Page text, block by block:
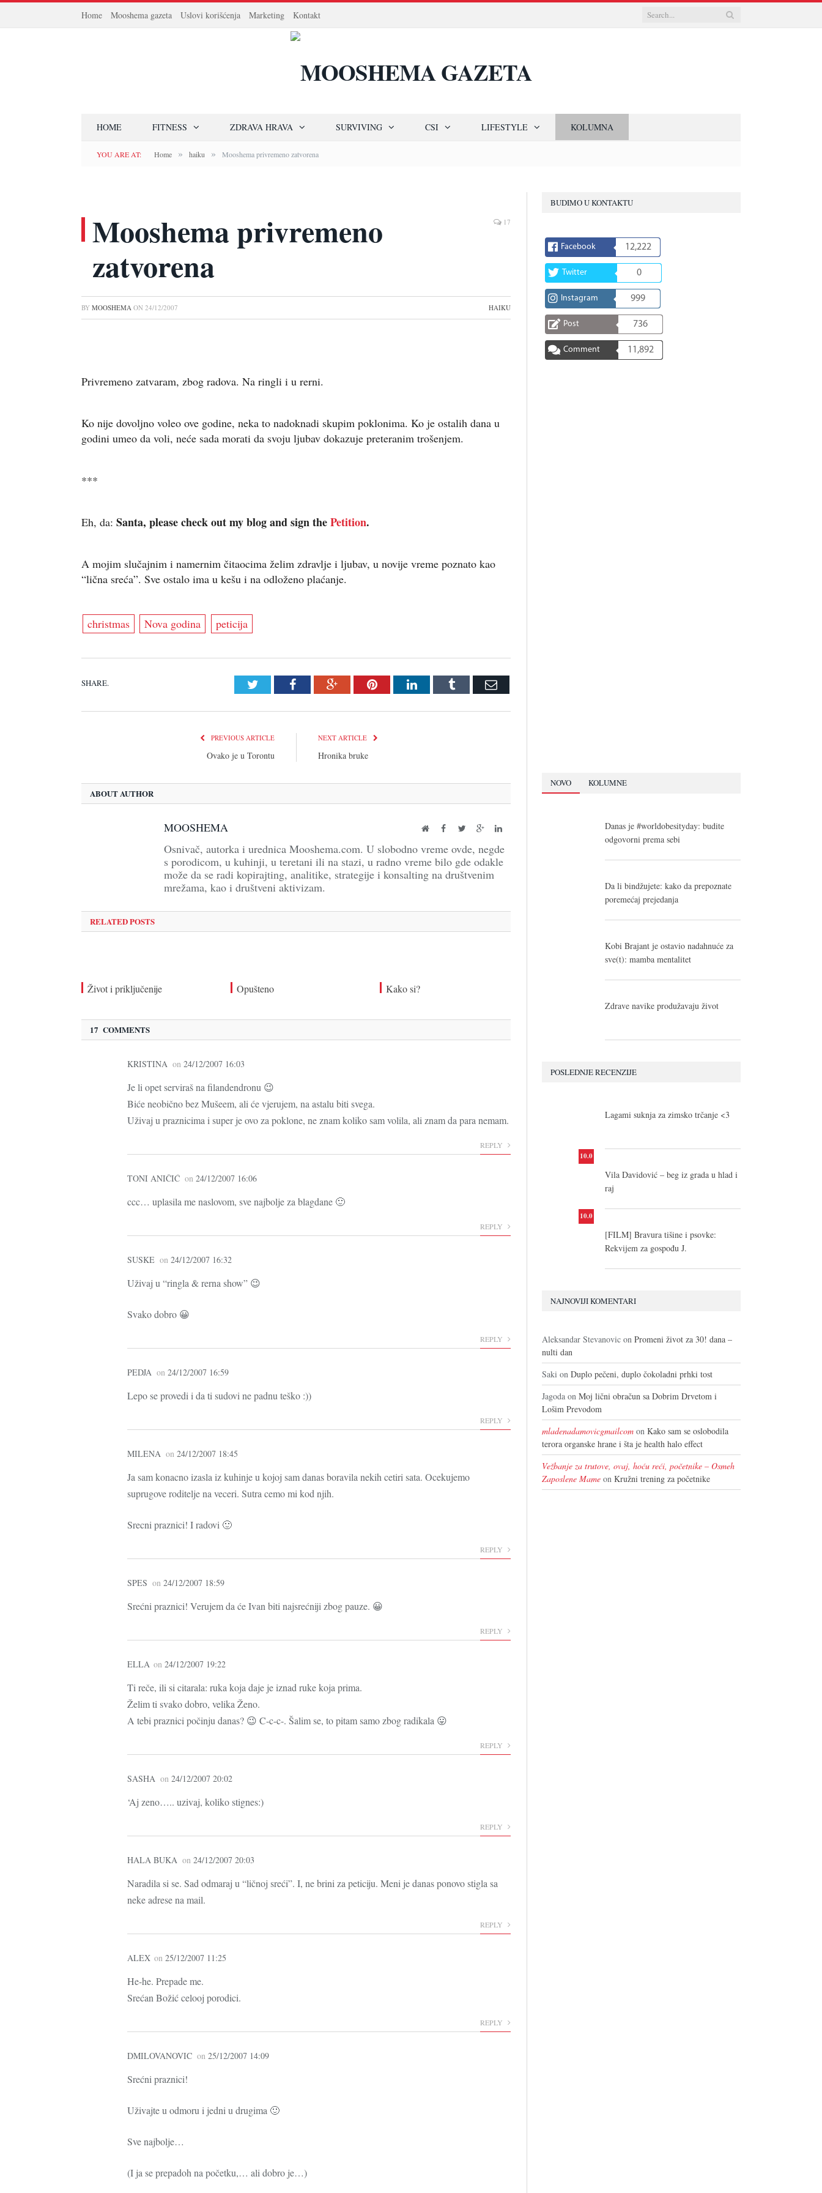
Home Mooshema gazeta Uslovi korišćenja Marketing Kontakt
HOME FITNESS ZDRAVA HRAVA SURVIVING CSI LIFESTYLE KOLUMNA
YOU ARE AT: Home » haiku » Mooshema privremeno zatvorena
Mooshema privremeno
zatvorena
17
BY MOOSHEMA ON 24/12/2007 HAIKU
Privremeno zatvaram, zbog radova. Na ringli i u rerni.
Ko nije dovoljno voleo ove godine, neka to nadoknadi skupim poklonima. Ko je ostalih dana u
godini umeo da voli, neće sada morati da svoju ljubav dokazuje preteranim trošenjem.
***
Eh, da: Santa, please check out my blog and sign thePetition.
A mojim slučajnim i namernim čitaocima želim zdravlje i ljubav, u novije vreme poznato kao
“lična sreća”. Sve ostalo ima u kešu i na odloženo plaćanje.
christmas Nova godina peticija
SHARE. TwitterFacebookGoogle+PinterestLinkedInTumblr Email
PREVIOUS ARTICLE
Ovako je u Torontu
NEXT ARTICLE
Hronika bruke
ABOUT AUTHOR
MOOSHEMA WebsiteFacebook
TwitterGoogle+LinkedIn
Osnivač, autorka i urednica Mooshema.com. U slobodno vreme ovde, negde
s porodicom, u kuhinji, u teretani ili na stazi, u radno vreme bilo gde odakle
može da se radi kopirajting, analitike, strategije i konsalting na društvenim
mrežama, kao i društveni aktivizam.
RELATED POSTS
Život i priključenije Opušteno Kako si?
17 COMMENTS
KRISTINA on 24/12/2007 16:03
Je li opet serviraš na filandendronu 😉
Biće neobično bez Mušeem, ali će vjerujem, na astalu biti svega.
Uživaj u praznicima i super je ovo za poklone, ne znam koliko sam volila, ali znam da para nemam.
REPLY
TONI ANIČIĆ on 24/12/2007 16:06
ccc… uplasila me naslovom, sve najbolje za blagdane 🙂
REPLY
SUSKE on 24/12/2007 16:32
Uživaj u “ringla & rerna show” 😉
Svako dobro 😀
REPLY
PEDJA on 24/12/2007 16:59
Lepo se provedi i da ti sudovi ne padnu teško :))
REPLY
MILENA on 24/12/2007 18:45
Ja sam konacno izasla iz kuhinje u kojoj sam danas boravila nekih cetiri sata. Ocekujemo
suprugove roditelje na veceri. Sutra cemo mi kod njih.
Srecni praznici! I radovi 🙂
REPLY
SPES on 24/12/2007 18:59
Srećni praznici! Verujem da će Ivan biti najsrećniji zbog pauze. 😀
REPLY
ELLA on 24/12/2007 19:22
Ti reče, ili si citarala: ruka koja daje je iznad ruke koja prima.
Želim ti svako dobro, velika Ženo.
A tebi praznici počinju danas? 😉 C-c-c-. Šalim se, to pitam samo zbog radikala 😛
REPLY
SASHA on 24/12/2007 20:02
‘Aj zeno….. uzivaj, koliko stignes:)
REPLY
HALA BUKA on 24/12/2007 20:03
Naradila si se. Sad odmaraj u “ličnoj sreći”. I, ne brini za peticiju. Meni je danas ponovo stigla sa
neke adrese na mail.
REPLY
ALEX on 25/12/2007 11:25
He-he. Prepade me.
Srećan Božić celooj porodici.
REPLY
DMILOVANOVIC on 25/12/2007 14:09
Srećni praznici!
Uživajte u odmoru i jedni u drugima 🙂
Sve najbolje…
(I ja se prepadoh na početku,… ali dobro je…)
BUDIMO U KONTAKTU
Facebook 12,222
Twitter 0
Instagram 999
Post 736
Comment 11,892
NOVO KOLUMNE
Danas je #worldobesityday: budite
odgovorni prema sebi
Da li bindžujete: kako da prepoznate
poremećaj prejedanja
Kobi Brajant je ostavio nadahnuće za
sve(t): mamba mentalitet
Zdrave navike produžavaju život
POSLEDNJE RECENZIJE
Lagami suknja za zimsko trčanje <3
10.0
Vila Davidović – beg iz grada u hlad i
raj
10.0
[FILM] Bravura tišine i psovke:
Rekvijem za gospođu J.
NAJNOVIJI KOMENTARI
Aleksandar Stevanovic on Promeni život za 30! dana –
nulti dan
Saki on Duplo pečeni, duplo čokoladni prhki tost
Jagoda on Moj lični obračun sa Dobrim Drvetom i
Lošim Prevodom
mladenadamovicgmailcom on Kako sam se oslobodila
terora organske hrane i šta je health halo effect
Vežbanje za trutove, ovaj, hoću reći, početnike – Osmeh
Zaposlene Mame on Kružni trening za početnike